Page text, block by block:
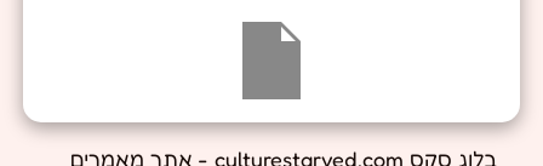
בלוג סקס culturestarved.com - אתר מאמרים